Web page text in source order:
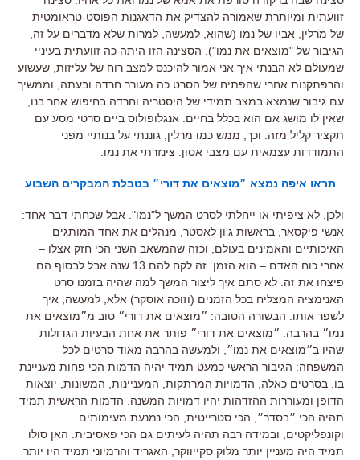
זוועתית ומיותרת שאמורה להצדיק את הדאגנות הפוסט-טראומטית
של מרלין, אביו של נמו (שהוא, למעשה, למרות שלא מדברים על זה,
הגיבור של "מוצאים את נמו"). הסצינה הזו היתה כה זוועתית בעיניי
שמעולם לא הבנתי איך אני אמור להיכנס למצב רוח של עליזות, שעשוע
והרפתקנות אחרי שהפתיח של הסרט כה מעורר חרדה ובעתה, וממשיך
עם גיבור שנמצא במצב תמידי של היסטריה וחרדה בחיפוש אחר בנו,
שאין לו מושג אם הוא בכלל בחיים. אנגלופולוס ביים סרטי מסע עם
תקציר קליל מזה. וכך, ממש כמו מרלין, גוננתי על בנותיי מפני
התמודדות עצמאית עם מצבי אסון. צינזרתי את נמו.
תראו איפה נמצא ״מוצאים את דורי״ בטבלת המבקרים השבוע
ולכן, לא ציפיתי או ייחלתי לסרט המשך ל"נמו". אבל שכחתי דבר אחד:
אנשי פיקסאר, בראשות ג'ון לאסטר, מנהלים את אחד המותגים
האיכותיים והאמינים בעולם, וכזה שהמשאב השני הכי חזק אצלו –
אחרי כוח האדם – הוא הזמן. זה לקח להם 13 שנה אבל לבסוף הם
פיצחו את זה. לא סתם איך ליצור המשך למה שהיה בזמנו סרט
האנימציה המצליח בכל הזמנים (וזוכה אוסקר) אלא, למעשה, איך
לשפר אותו. הבשורה הטובה: ״מוצאים את דורי״ טוב מ״מוצאים את
נמו״ בהרבה. ״מוצאים את דורי״ פותר את אחת הבעיות הגדולות
שהיו ב״מוצאים את נמו״, ולמעשה בהרבה מאוד סרטים לכל
המשפחה: הגיבור הראשי כמעט תמיד יהיה הדמות הכי פחות מעניינת
בו. בסרטים כאלה, הדמויות המרתקות, המעניינות, המשונות, יוצאות
הדופן ומעוררות ההזדהות יהיו דמויות המשנה. הדמות הראשית תמיד
תהיה הכי ״בסדר״, הכי סטרייטית, הכי נמנעת מעימותים
וקונפליקטים, ובמידה רבה תהיה לעיתים גם הכי פאסיבית. האן סולו
תמיד היה מעניין יותר מלוק סקייווקר, האגריד והרמיוני תמיד היו יותר